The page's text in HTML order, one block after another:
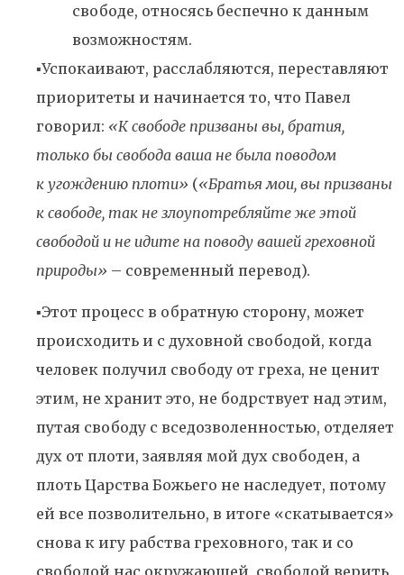
свободе, относясь беспечно к данным
возможностям.
▪️Успокаивают, расслабляются, переставляют
приоритеты и начинается то, что Павел
говорил: «К свободе призваны вы, братия,
только бы свобода ваша не была поводом
к угождению плоти» («Братья мои, вы призваны
к свободе, так не злоупотребляйте же этой
свободой и не идите на поводу вашей греховной
природы» – современный перевод).
▪️Этот процесс в обратную сторону, может
происходить и с духовной свободой, когда
человек получил свободу от греха, не ценит
этим, не хранит это, не бодрствует над этим,
путая свободу с вседозволенностью, отделяет
дух от плоти, заявляя мой дух свободен, а
плоть Царства Божьего не наследует, потому
ей все позволительно, в итоге «скатывается»
снова к игу рабства греховного, так и со
свободой нас окружающей, свободой верить